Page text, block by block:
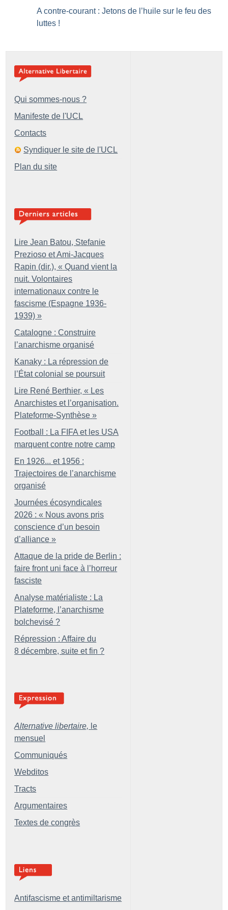
A contre-courant : Jetons de l’huile sur le feu des
luttes !
Qui sommes-nous ?
Manifeste de l'UCL
Contacts
Syndiquer le site de l'UCL
Plan du site
Lire Jean Batou, Stefanie
Prezioso et Ami-Jacques
Rapin (dir.), « Quand vient la
nuit. Volontaires
internationaux contre le
fascisme (Espagne 1936-
1939) »
Catalogne : Construire
l’anarchisme organisé
Kanaky : La répression de
l’État colonial se poursuit
Lire René Berthier, « Les
Anarchistes et l’organisation.
Plateforme-Synthèse »
Football : La FIFA et les USA
marquent contre notre camp
En 1926... et 1956 :
Trajectoires de l’anarchisme
organisé
Journées écosyndicales
2026 : « Nous avons pris
conscience d’un besoin
d’alliance »
Attaque de la pride de Berlin :
faire front uni face à l’horreur
fasciste
Analyse matérialiste : La
Plateforme, l’anarchisme
bolchevisé ?
Répression : Affaire du
8 décembre, suite et fin ?
Alternative libertaire, le
mensuel
Communiqués
Webditos
Tracts
Argumentaires
Textes de congrès
Antifascisme et antimiltarisme